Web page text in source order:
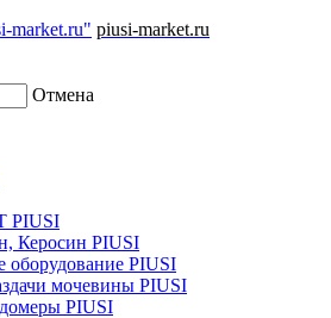
market.ru" piusi-market.ru
Отмена
PIUSI
Керосин PIUSI
оборудование PIUSI
мочевины PIUSI
PIUSI